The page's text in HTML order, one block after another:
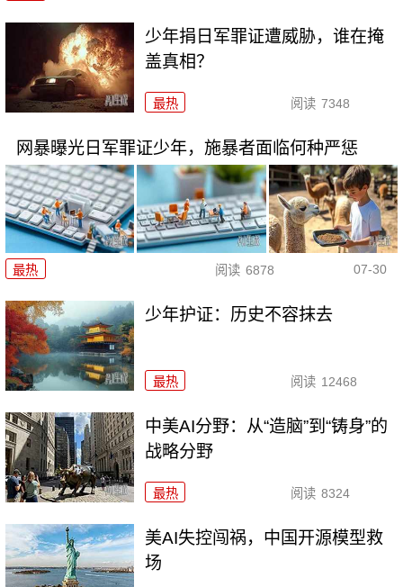
少年捐日军罪证遭威胁，谁在掩
盖真相？
最热 阅读 7348
网暴曝光日军罪证少年，施暴者面临何种严惩
最热 阅读 6878 07-30
少年护证：历史不容抹去
最热 阅读 12468
中美AI分野：从“造脑”到“铸身”的
战略分野
最热 阅读 8324
美AI失控闯祸，中国开源模型救
场